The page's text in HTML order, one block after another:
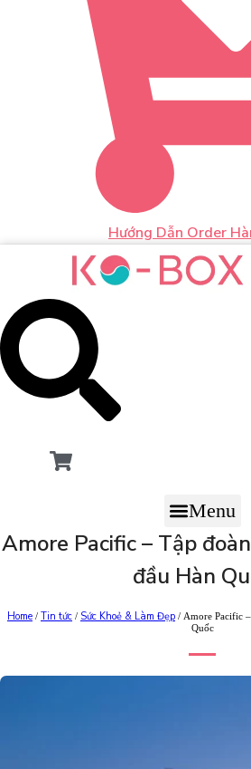
Hướng Dẫn Order
Menu
Amore Pacific – Tập
đầu Hàn
Home / Tin tức / Sức Khoẻ & Làm Đẹp / Amore Pacific
Quốc